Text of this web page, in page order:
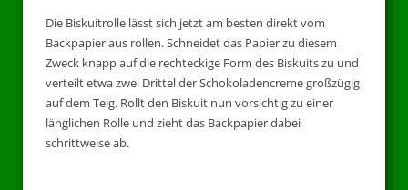
Die Biskuitrolle lässt sich jetzt am besten direkt vom
Backpapier aus rollen. Schneidet das Papier zu diesem
Zweck knapp auf die rechteckige Form des Biskuits zu und
verteilt etwa zwei Drittel der Schokoladencreme großzügig
auf dem Teig. Rollt den Biskuit nun vorsichtig zu einer
länglichen Rolle und zieht das Backpapier dabei
schrittweise ab.